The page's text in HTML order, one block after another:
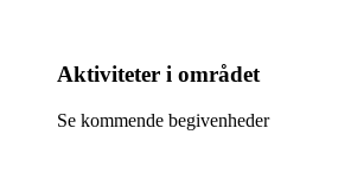
Aktiviteter i området
Se kommende begivenheder